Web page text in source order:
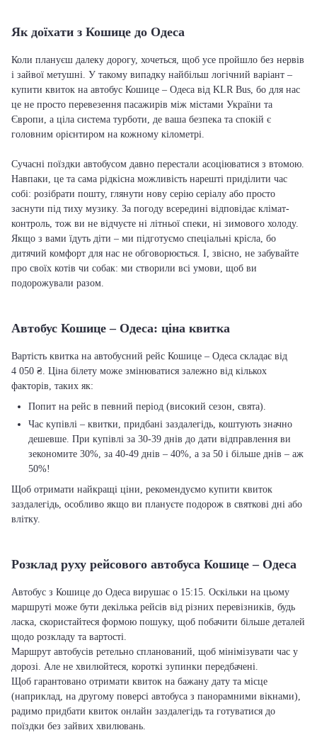
Як доїхати з Кошице до Одеса
Коли плануєш далеку дорогу, хочеться, щоб усе пройшло без нервів
і зайвої метушні. У такому випадку найбільш логічний варіант –
купити квиток на автобус Кошице – Одеса від KLR Bus, бо для нас
це не просто перевезення пасажирів між містами України та
Європи, а ціла система турботи, де ваша безпека та спокій є
головним орієнтиром на кожному кілометрі.
Сучасні поїздки автобусом давно перестали асоціюватися з втомою.
Навпаки, це та сама рідкісна можливість нарешті приділити час
собі: розібрати пошту, глянути нову серію серіалу або просто
заснути під тиху музику. За погоду всередині відповідає клімат-
контроль, тож ви не відчуєте ні літньої спеки, ні зимового холоду.
Якщо з вами їдуть діти – ми підготуємо спеціальні крісла, бо
дитячий комфорт для нас не обговорюється. І, звісно, не забувайте
про своїх котів чи собак: ми створили всі умови, щоб ви
подорожували разом.
Автобус Кошице – Одеса: ціна квитка
Вартість квитка на автобусний рейс Кошице – Одеса складає від
4 050 ₴. Ціна білету може змінюватися залежно від кількох
факторів, таких як:
Попит на рейс в певний період (високий сезон, свята).
Час купівлі – квитки, придбані заздалегідь, коштують значно
дешевше. При купівлі за 30-39 днів до дати відправлення ви
зекономите 30%, за 40-49 днів – 40%, а за 50 і більше днів – аж
50%!
Щоб отримати найкращі ціни, рекомендуємо купити квиток
заздалегідь, особливо якщо ви плануєте подорож в святкові дні або
влітку.
Розклад руху рейсового автобуса Кошице – Одеса
Автобус з Кошице до Одеса вирушає о 15:15. Оскільки на цьому
маршруті може бути декілька рейсів від різних перевізників, будь
ласка, скористайтеся формою пошуку, щоб побачити більше деталей
щодо розкладу та вартості.
Маршрут автобусів ретельно спланований, щоб мінімізувати час у
дорозі. Але не хвилюйтеся, короткі зупинки передбачені.
Щоб гарантовано отримати квиток на бажану дату та місце
(наприклад, на другому поверсі автобуса з панорамними вікнами),
радимо придбати квиток онлайн заздалегідь та готуватися до
поїздки без зайвих хвилювань.